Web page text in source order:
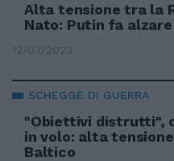
Alta tensione tra la
Nato: Putin fa
12/07/2023
SCHEGGE DI GUERRA
"Obiettivi distrutti",
in volo: alta
Baltico